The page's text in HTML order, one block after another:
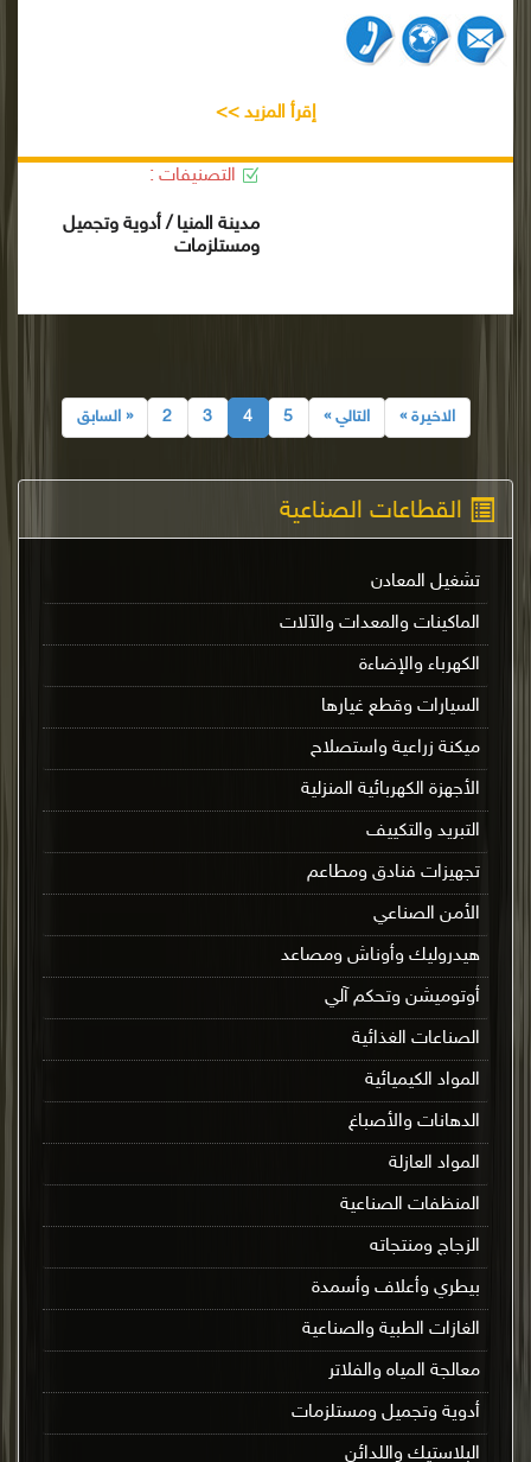
القطاعات الصناعية
تشغيل المعادن
الماكينات والمعدات والآلات
الكهرباء والإضاءة
السيارات وقطع غيارها
ميكنة زراعية واستصلاح
الأجهزة الكهربائية المنزلية
التبريد والتكييف
تجهيزات فنادق ومطاعم
الأمن الصناعي
هيدروليك وأوناش ومصاعد
أوتوميشن وتحكم آلي
الصناعات الغذائية
المواد الكيميائية
الدهانات والأصباغ
المواد العازلة
المنظفات الصناعية
الزجاج ومنتجاته
بيطري وأعلاف وأسمدة
الغازات الطبية والصناعية
معالجة المياه والفلاتر
أدوية وتجميل ومستلزمات
البلاستيك واللدائن
إقرأ المزيد >>
التصنيفات :
مدينة المنيا / أدوية وتجميل
ومستلزمات
« السابق 2 3 4 5 التالي » الاخيرة »